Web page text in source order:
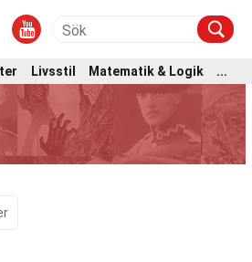
Livsstil Matematik & Logik ...